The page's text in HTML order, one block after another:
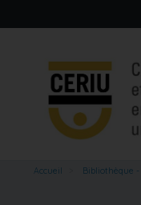
au
Accueil Bibliothèque -